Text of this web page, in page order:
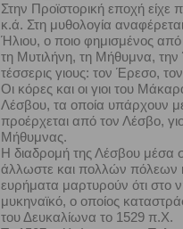
Στην Προϊστορική εποχή
κ.ά. Στη μυθολογία
Ήλιου, ο ποιο φημισμένος από
τη Μυτιλήνη, τη Μήθυμνα, την
τέσσερις γιους: τον Έρεσο,
Οι κόρες και οι γιοι του
Λέσβου, τα οποία υπάρχουν
προέρχεται από τον Λέσβο,
Μήθυμνας.
Η διαδρομή της Λέσβου μέσα
άλλωστε και πολλών πόλεων
ευρήματα μαρτυρούν ότι στο
μυκηναϊκό, ο οποίος
του Δευκαλίωνα το 1529 π.Χ.